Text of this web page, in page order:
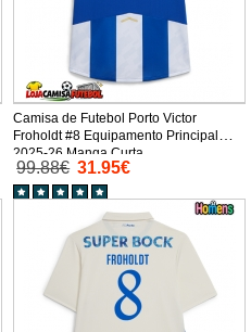
Camisa de Futebol Porto Victor
Froholdt #8 Equipamento Principal
2025-26 Manga Curta
99.88€ 31.95€